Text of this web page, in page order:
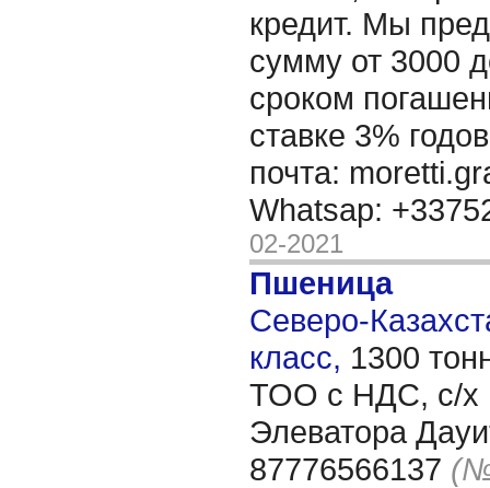
кредит. Мы
сумму от 3000
сроком
ставке 3%
почта:
Whatsap:
02-2021
Пшеница
Северо-
класс, 1300
ТОО с НДС, с/х
Элеватора
87776566137